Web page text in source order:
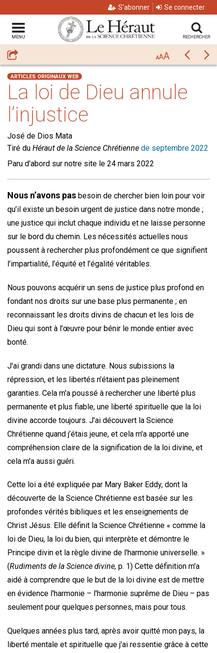
S'abonner Se connecter
MENU RECHERCHER
Partager AAA
ARTICLES ORIGINAUX WEB
La loi de Dieu annule
l’injustice
José de Dios Mata
Tiré du Héraut de la Science Chrétienne de septembre 2022
Paru d'abord sur notre site le 24 mars 2022
Nous n’avons pas besoin de chercher bien loin pour voir
qu’il existe un besoin urgent de justice dans notre monde ;
une justice qui inclut chaque individu et ne laisse personne
sur le bord du chemin. Les nécessités actuelles nous
poussent à rechercher plus profondément ce que signifient
l’impartialité, l’équité et l’égalité véritables.
Nous pouvons acquérir un sens de justice plus profond en
fondant nos droits sur une base plus permanente ; en
reconnaissant les droits divins de chacun et les lois de
Dieu qui sont à l’œuvre pour bénir le monde entier avec
bonté.
J'ai grandi dans une dictature. Nous subissions la
répression, et les libertés n’étaient pas pleinement
garanties. Cela m'a poussé à rechercher une liberté plus
permanente et plus fiable, une liberté spirituelle que la loi
divine accorde toujours. J'ai découvert la Science
Chrétienne quand j’étais jeune, et cela m'a apporté une
compréhension claire de la signification de la loi divine, et
cela m'a aussi guéri.
Cette loi a été expliquée par Mary Baker Eddy, dont la
découverte de la Science Chrétienne est basée sur les
profondes vérités bibliques et les enseignements de
Christ Jésus. Elle définit la Science Chrétienne « comme la
loi de Dieu, la loi du bien, qui interprète et démontre le
Principe divin et la règle divine de l'harmonie universelle. »
(Rudiments de la Science divine, p. 1) Cette définition m'a
aidé à comprendre que le but de la loi divine est de mettre
en évidence l'harmonie – l'harmonie suprême de Dieu – pas
seulement pour quelques personnes, mais pour tous.
Quelques années plus tard, après avoir quitté mon pays, la
liberté mentale et spirituelle que j'ai ressentie grâce à cette